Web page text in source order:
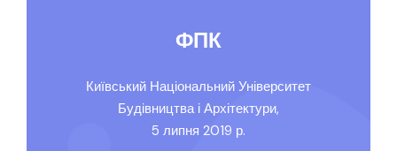
ФПК
Київський Національний Університет
Будівництва і Архітектури,
5 липня 2019 р.